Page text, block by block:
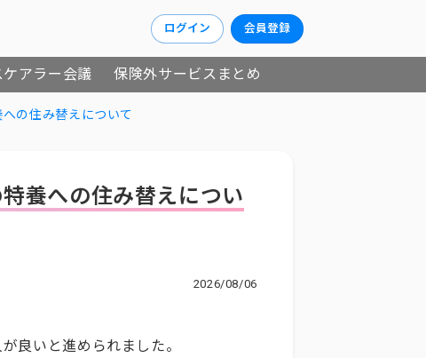
ログイン 会員登録
アラー会議 保険外サービスまとめ
の住み替えについて
養への住み替えについ
2026/08/06
良いと進められました。